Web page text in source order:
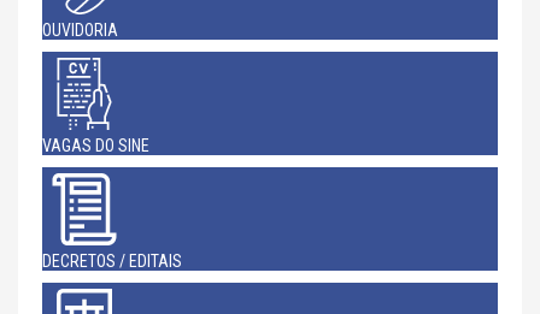
OUVIDORIA
VAGAS DO SINE
DECRETOS / EDITAIS